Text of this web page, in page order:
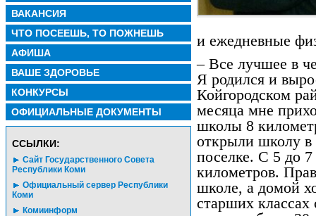
ВАКАНСИЯ
ЧТО ПОСЕЕШЬ, ТО ПОЖНЕШЬ
АФИША
ВАШЕ ЗДОРОВЬЕ
КОНКУРСЫ
ОФИЦИАЛЬНЫЕ ДОКУМЕНТЫ
CСЫЛКИ:
Сайт Государственного Совета
Республики Коми
Официальный сервер Республики
Коми
Комиинформ
и ежедневные
– Все лучшее в
Я родился и
Койгородском
месяца мне
школы 8
открыли школу
поселке. С 5 до 7
километров.
школе, а домой
старших